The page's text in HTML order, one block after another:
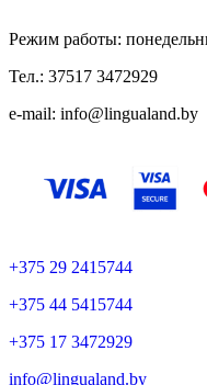
Режим работы:
Тел.: 37517 3472929
e-mail: info@lingualand.by
+375 29 2415744
+375 44 5415744
+375 17 3472929
info@lingualand.by